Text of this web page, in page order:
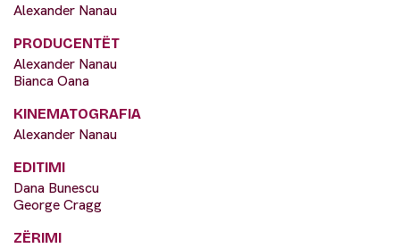
Alexander Nanau
PRODUCENTËT
Alexander Nanau
Bianca Oana
KINEMATOGRAFIA
Alexander Nanau
EDITIMI
Dana Bunescu
George Cragg
ZËRIMI